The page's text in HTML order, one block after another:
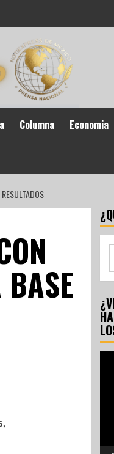
Columna Economia